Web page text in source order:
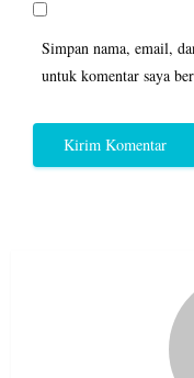
Simpan nama, email,
untuk komentar saya